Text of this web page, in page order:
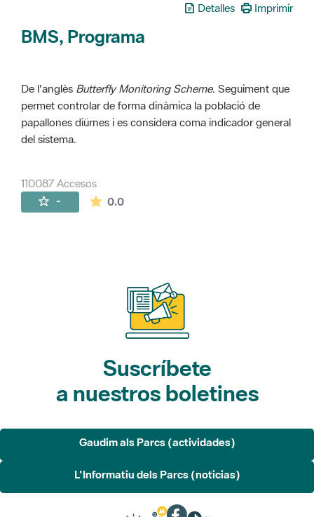
Detalles Imprimir
BMS, Programa
De l'anglès Butterfly Monitoring Scheme. Seguiment que
permet controlar de forma dinàmica la població de
papallones diürnes i es considera coma indicador general
del sistema.
110087 Accesos
- 0.0La valoración media es de 0 estrellas de
Suscríbete
a nuestros boletines
Gaudim als Parcs (actividades)
L'Informatiu dels Parcs (noticias)